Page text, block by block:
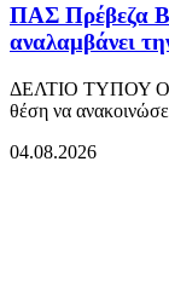
ΠΑΣ Πρέβεζα
αναλαμβάνει
ΔΕΛΤΙΟ ΤΥΠΟΥ Ο
θέση να
04.08.2026